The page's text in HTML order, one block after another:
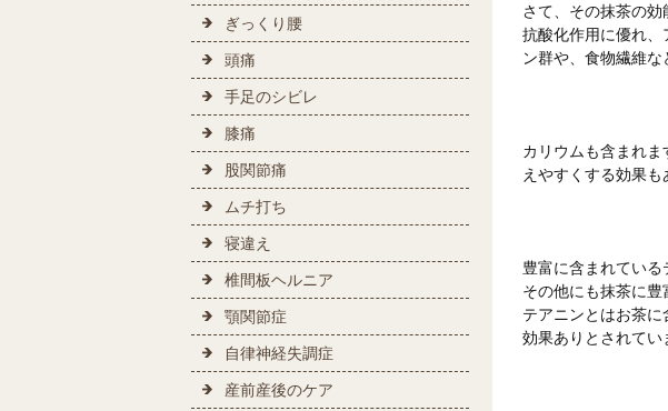
さて、その抹茶の効
抗酸化作用に優れ、
ン群や、食物繊維な
カリウムも含まれ
えやすくする効果も
豊富に含まれている
その他にも抹茶に豊
テアニンとはお茶
効果ありとされてい
ぎっくり腰
頭痛
手足のシビレ
膝痛
股関節痛
ムチ打ち
寝違え
椎間板ヘルニア
顎関節症
自律神経失調症
産前産後のケア